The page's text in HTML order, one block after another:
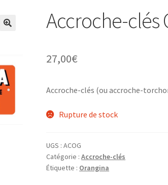
Accroche-clés
27,00€
Accroche-clés (ou accroche-
Rupture de stock
UGS :ACOG
Catégorie :Accroche-clés
Étiquette : Orangina